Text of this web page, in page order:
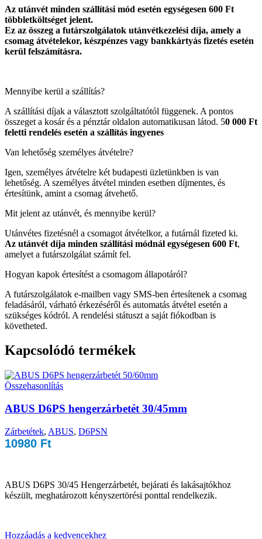
Az utánvét minden szállítási mód esetén egységesen 600 Ft
többletköltséget jelent.
Ez az összeg a futárszolgálatok utánvétkezelési díja, amely a
csomag átvételekor, készpénzes vagy bankkártyás fizetés esetén
kerül felszámításra.
Mennyibe kerül a szállítás?
A szállítási díjak a választott szolgáltatótól függenek. A pontos
összeget a kosár és a pénztár oldalon automatikusan látod. 50 000 Ft
feletti rendelés esetén a szállítás ingyenes
Van lehetőség személyes átvételre?
Igen, személyes átvételre két budapesti üzletünkben is van
lehetőség. A személyes átvétel minden esetben díjmentes, és
értesítünk, amint a csomag átvehető.
Mit jelent az utánvét, és mennyibe kerül?
Utánvétes fizetésnél a csomagot átvételkor, a futárnál fizeted ki.
Az utánvét díja minden szállítási módnál egységesen 600 Ft,
amelyet a futárszolgálat számít fel.
Hogyan kapok értesítést a csomagom állapotáról?
A futárszolgálatok e-mailben vagy SMS-ben értesítenek a csomag
feladásáról, várható érkezéséről és automatás átvétel esetén a
szükséges kódról. A rendelési státuszt a saját fiókodban is
követheted.
Kapcsolódó termékek
Összehasonlítás
ABUS D6PS hengerzárbetét 30/45mm
Zárbetétek, ABUS, D6PSN
10980 Ft
ABUS D6PS 30/45 Hengerzárbetét, bejárati és lakásajtókhoz
készült, meghatározott kényszertörési ponttal rendelkezik.
Hozzáadás a kedvencekhez